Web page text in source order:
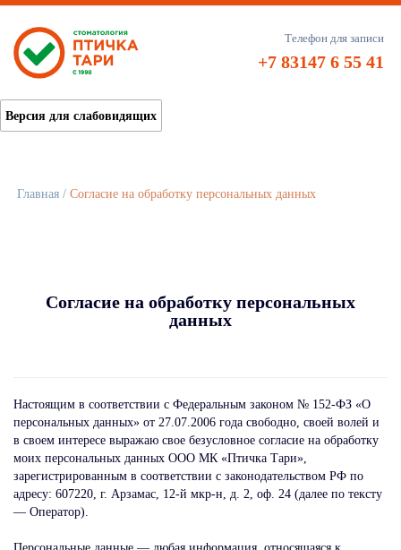
Телефон для записи
+7 83147 6 55 41
Версия для слабовидящих
Главная / Согласие на обработку персональных данных
Согласие на обработку персональных
данных
Настоящим в соответствии с Федеральным законом № 152-ФЗ «О
персональных данных» от 27.07.2006 года свободно, своей волей и
в своем интересе выражаю свое безусловное согласие на обработку
моих персональных данных ООО МК «Птичка Тари»,
зарегистрированным в соответствии с законодательством РФ по
адресу: 607220, г. Арзамас, 12-й мкр-н, д. 2, оф. 24 (далее по тексту
— Оператор).